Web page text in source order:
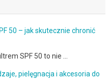
50 – jak skutecznie chronić
SPF 50 to nie …
pielęgnacja i akcesoria do